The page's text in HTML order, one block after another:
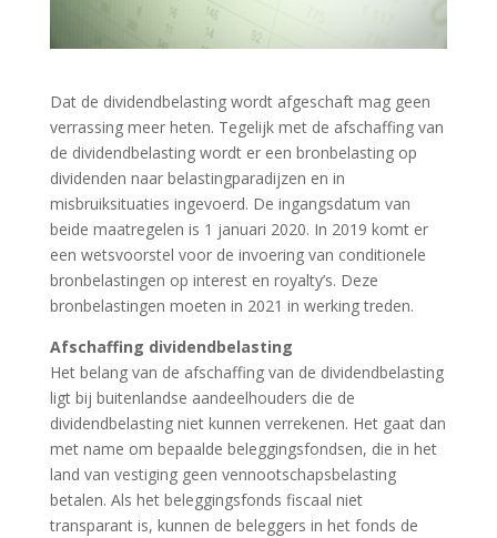
Dat de dividendbelasting wordt afgeschaft mag geen
verrassing meer heten. Tegelijk met de afschaffing van
de dividendbelasting wordt er een bronbelasting op
dividenden naar belastingparadijzen en in
misbruiksituaties ingevoerd. De ingangsdatum van
beide maatregelen is 1 januari 2020. In 2019 komt er
een wetsvoorstel voor de invoering van conditionele
bronbelastingen op interest en royalty’s. Deze
bronbelastingen moeten in 2021 in werking treden.
Afschaffing dividendbelasting
Het belang van de afschaffing van de dividendbelasting
ligt bij buitenlandse aandeelhouders die de
dividendbelasting niet kunnen verrekenen. Het gaat dan
met name om bepaalde beleggingsfondsen, die in het
land van vestiging geen vennootschapsbelasting
betalen. Als het beleggingsfonds fiscaal niet
transparant is, kunnen de beleggers in het fonds de